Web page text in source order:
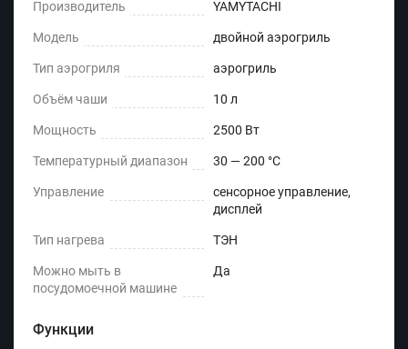
Производитель YAMYTACHI
Модель двойной аэрогриль
Тип аэрогриля аэрогриль
Объём чаши 10 л
Мощность 2500 Вт
Температурный диапазон 30 — 200 °C
Управление
сенсорное управление,
дисплей
Тип нагрева ТЭН
Можно мыть в
посудомоечной машине
Да
Функции